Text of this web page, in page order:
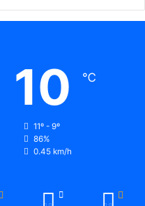
10 ℃
11º - 9º
86%
0.45 km/h